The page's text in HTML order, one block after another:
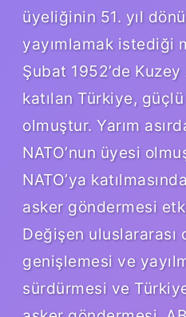
üyeliğinin 51. yıl
yayımlamak istediği
Şubat 1952’de
katılan Türkiye,
olmuştur. Yarım
NATO’nun üyesi
NATO’ya
asker göndermesi
Değişen
genişlemesi ve
sürdürmesi ve